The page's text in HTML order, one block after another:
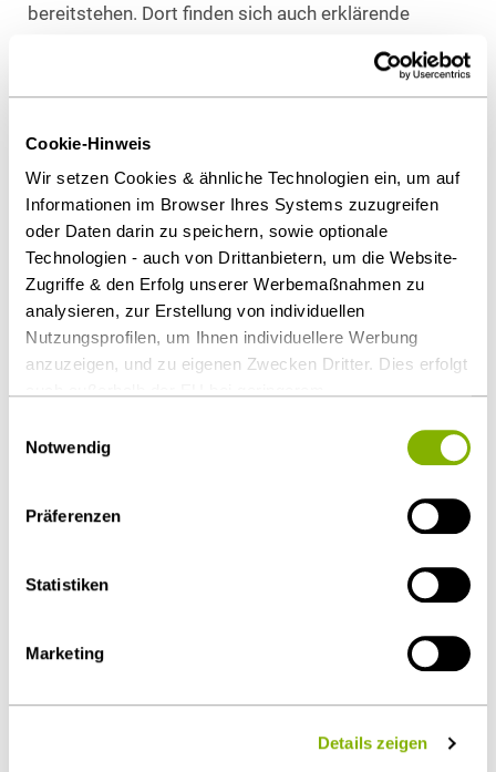
Cookie-Hinweis
Wir setzen Cookies & ähnliche Technologien ein, um auf
Informationen im Browser Ihres Systems zuzugreifen
oder Daten darin zu speichern, sowie optionale
Technologien - auch von Drittanbietern, um die Website-
Zugriffe & den Erfolg unserer Werbemaßnahmen zu
analysieren, zur Erstellung von individuellen
Nutzungsprofilen, um Ihnen individuellere Werbung
anzuzeigen, und zu eigenen Zwecken Dritter. Dies erfolgt
Regelungen das Risiko des staatlichen Zugriffs &
auszuschließen ist. Sie können Ihre Einwilligung jederzeit
über dieCookie-Einstellungen
widerrufen oder ändern.
Notwendig
Präferenzen
Statistiken
Marketing
Details zeigen
bereitstehen. Dort finden sich auch erklärende
Abfragen erst nach Bekanntgabe durch BMWi
Obwohl mit dem Wettbewerbsregistergesetz und
mit der im April 2021 in Kraft getretenen
Wettbewerbsregisterverordnung die rechtlichen
Grundlagen für den Betrieb des
Wettbewerbsregisters vorliegen, wird dieses erst
nach entsprechender Bekanntgabe durch das BMWi
funktionsfähig sein. Die Pflicht zur Abfrage tritt
sechs Monate nach Freischaltung der
Abfragemöglichkeit in Kraft.
Download Volltext